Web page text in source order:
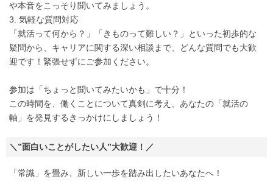
や本音をこっそり聞いてみましょう。
3. 気軽な質問対応
「就活って何から？」「きものって難しい？」といった初歩的な
疑問から、キャリアに関する深い相談まで、どんな質問でも大歓
迎です！緊張せずにご参加ください。
参加は「ちょっと聞いてみたいかも」で十分！
この時間を、働くことについて真剣に考え、あなたの「就活の
軸」を発見するきっかけにしましょう！
＼”面白いことがしたい人”大歓迎！／
「常識」を畳み、新しい一歩を踏み出したいあなたへ！